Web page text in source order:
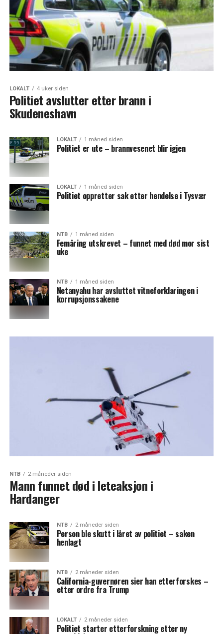
LOKALT 4 uker siden
Politiet avslutter etter brann i
Skudeneshavn
LOKALT 1 måned siden
Politiet er ute – brannvesenet blir igjen
LOKALT 1 måned siden
Politiet oppretter sak etter hendelse i Tysvær
NTB 1 måned siden
Femåring utskrevet – funnet med død mor sist
uke
NTB 1 måned siden
Netanyahu har avsluttet vitneforklaringen i
korrupsjonssakene
NTB 2 måneder siden
Mann funnet død i leteaksjon i
Hardanger
NTB 2 måneder siden
Person ble skutt i låret av politiet – saken
henlagt
NTB 2 måneder siden
California-guvernøren sier han etterforskes –
etter ordre fra Trump
LOKALT 2 måneder siden
Politiet starter etterforskning etter ny